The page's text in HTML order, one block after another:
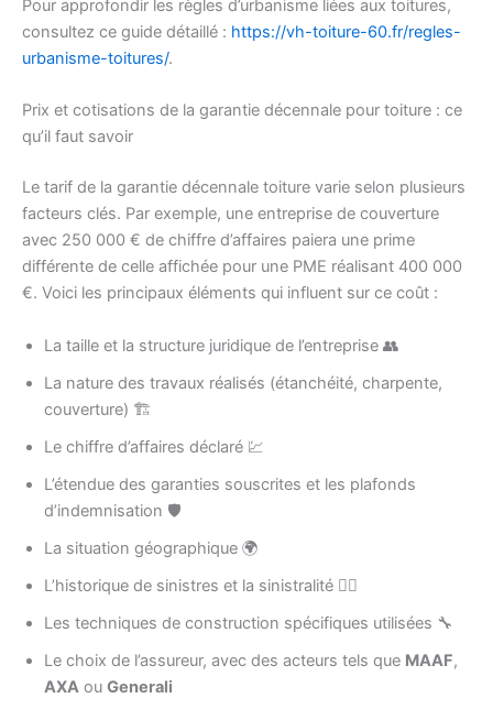
Pour approfondir les règles d’urbanisme liées aux toitures,
consultez ce guide détaillé : https://vh-toiture-60.fr/regles-
urbanisme-toitures/.
Prix et cotisations de la garantie décennale pour toiture : ce
qu’il faut savoir
Le tarif de la garantie décennale toiture varie selon plusieurs
facteurs clés. Par exemple, une entreprise de couverture
avec 250 000 € de chiffre d’affaires paiera une prime
différente de celle affichée pour une PME réalisant 400 000
€. Voici les principaux éléments qui influent sur ce coût :
La taille et la structure juridique de l’entreprise 👥
La nature des travaux réalisés (étanchéité, charpente,
couverture) 🏗️
Le chiffre d’affaires déclaré 💹
L’étendue des garanties souscrites et les plafonds
d’indemnisation 🛡️
La situation géographique 🌍
L’historique de sinistres et la sinistralité 🕵️‍♂️
Les techniques de construction spécifiques utilisées 🔧
Le choix de l’assureur, avec des acteurs tels que MAAF,
AXA ou Generali